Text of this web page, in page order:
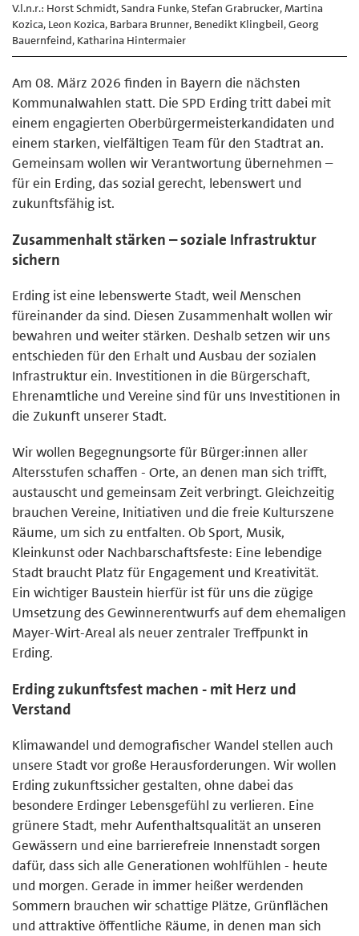
V.l.n.r.: Horst Schmidt, Sandra Funke, Stefan Grabrucker, Martina
Kozica, Leon Kozica, Barbara Brunner, Benedikt Klingbeil, Georg
Bauernfeind, Katharina Hintermaier
Am 08. März 2026 finden in Bayern die nächsten
Kommunalwahlen statt. Die SPD Erding tritt dabei mit
einem engagierten Oberbürgermeisterkandidaten und
einem starken, vielfältigen Team für den Stadtrat an.
Gemeinsam wollen wir Verantwortung übernehmen –
für ein Erding, das sozial gerecht, lebenswert und
zukunftsfähig ist.
Zusammenhalt stärken – soziale Infrastruktur
sichern
Erding ist eine lebenswerte Stadt, weil Menschen
füreinander da sind. Diesen Zusammenhalt wollen wir
bewahren und weiter stärken. Deshalb setzen wir uns
entschieden für den Erhalt und Ausbau der sozialen
Infrastruktur ein. Investitionen in die Bürgerschaft,
Ehrenamtliche und Vereine sind für uns Investitionen in
die Zukunft unserer Stadt.
Wir wollen Begegnungsorte für Bürger:innen aller
Altersstufen schaffen - Orte, an denen man sich trifft,
austauscht und gemeinsam Zeit verbringt. Gleichzeitig
brauchen Vereine, Initiativen und die freie Kulturszene
Räume, um sich zu entfalten. Ob Sport, Musik,
Kleinkunst oder Nachbarschaftsfeste: Eine lebendige
Stadt braucht Platz für Engagement und Kreativität.
Ein wichtiger Baustein hierfür ist für uns die zügige
Umsetzung des Gewinnerentwurfs auf dem ehemaligen
Mayer-Wirt-Areal als neuer zentraler Treffpunkt in
Erding.
Erding zukunftsfest machen - mit Herz und
Verstand
Klimawandel und demografischer Wandel stellen auch
unsere Stadt vor große Herausforderungen. Wir wollen
Erding zukunftssicher gestalten, ohne dabei das
besondere Erdinger Lebensgefühl zu verlieren. Eine
grünere Stadt, mehr Aufenthaltsqualität an unseren
Gewässern und eine barrierefreie Innenstadt sorgen
dafür, dass sich alle Generationen wohlfühlen - heute
und morgen. Gerade in immer heißer werdenden
Sommern brauchen wir schattige Plätze, Grünflächen
und attraktive öffentliche Räume, in denen man sich